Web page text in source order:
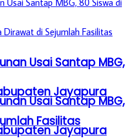
Usai Santap MBG,
Jayapura
Fasilitas
Usai Santap MBG,
Jayapura